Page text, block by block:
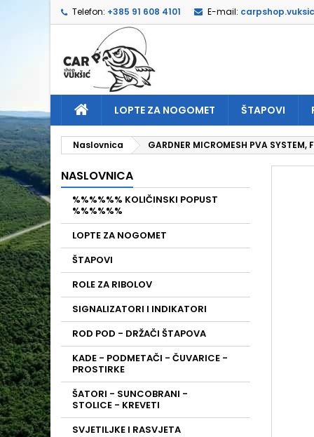
Telefon: +385 91 608 4101 E-mail:
LOPTE ZA NOGOMET ŠTAPOVI
Naslovnica GARDNER MICROMESH PVA SYSTEM,
NASLOVNICA
%%%%%% KOLIČINSKI POPUST
%%%%%%
LOPTE ZA NOGOMET
ŠTAPOVI
ROLE ZA RIBOLOV
SIGNALIZATORI I INDIKATORI
ROD POD - DRŽAČI ŠTAPOVA
KADE - PODMETAČI - ČUVARICE -
PROSTIRKE
ŠATORI - SUNCOBRANI -
STOLICE - KREVETI
SVJETILJKE I RASVJETA